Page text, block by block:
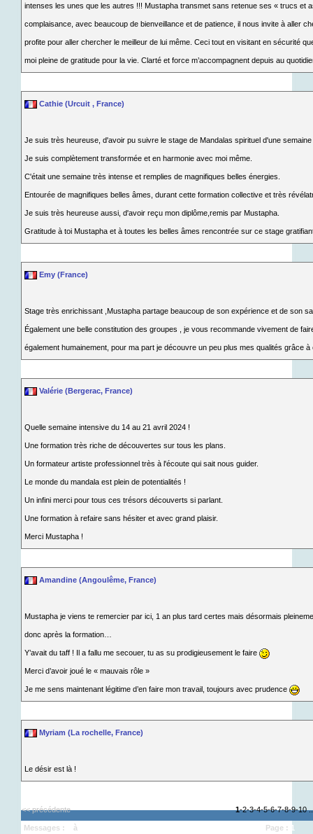
intenses les unes que les autres !!! Mustapha transmet sans retenue ses « trucs et
complaisance, avec beaucoup de bienveillance et de patience, il nous invite à aller
profite pour aller chercher le meilleur de lui même. Ceci tout en visitant en sécurité
moi pleine de gratitude pour la vie. Clarté et force m’accompagnent depuis au
Cathie (Urcuit , France)
Je suis très heureuse, d'avoir pu suivre le stage de Mandalas spirituel d'une
Je suis complètement transformée et en harmonie avec moi même.
C'était une semaine très intense et remplies de magnifiques belles énergies.
Entourée de magnifiques belles âmes, durant cette formation collective et très
Je suis très heureuse aussi, d'avoir reçu mon diplôme,remis par Mustapha.
Gratitude à toi Mustapha et à toutes les belles âmes rencontrée sur ce stage
Emy (France)
Stage très enrichissant ,Mustapha partage beaucoup de son expérience et de son
Également une belle constitution des groupes , je vous recommande vivement de
également humainement, pour ma part je découvre un peu plus mes qualités grâce
Valérie (Bergerac, France)
Quelle semaine intensive du 14 au 21 avril 2024 !
Une formation très riche de découvertes sur tous les plans.
Un formateur artiste professionnel très à l'écoute qui sait nous guider.
Le monde du mandala est plein de potentialités !
Un infini merci pour tous ces trésors découverts si parlant.
Une formation à refaire sans hésiter et avec grand plaisir.
Merci Mustapha !
Amandine (Angoulême, France)
Mustapha je viens te remercier par ici, 1 an plus tard certes mais désormais
donc après la formation…
Y’avait du taff ! Il a fallu me secouer, tu as su prodigieusement le faire
Merci d’avoir joué le « mauvais rôle »
Je me sens maintenant légitime d’en faire mon travail, toujours avec prudence
Myriam (La rochelle, France)
Le désir est là !
<< précédente 1-2-3-4-5-6-7-8-9-10
Messages : à Page : 1